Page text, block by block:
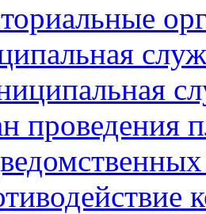
проведения